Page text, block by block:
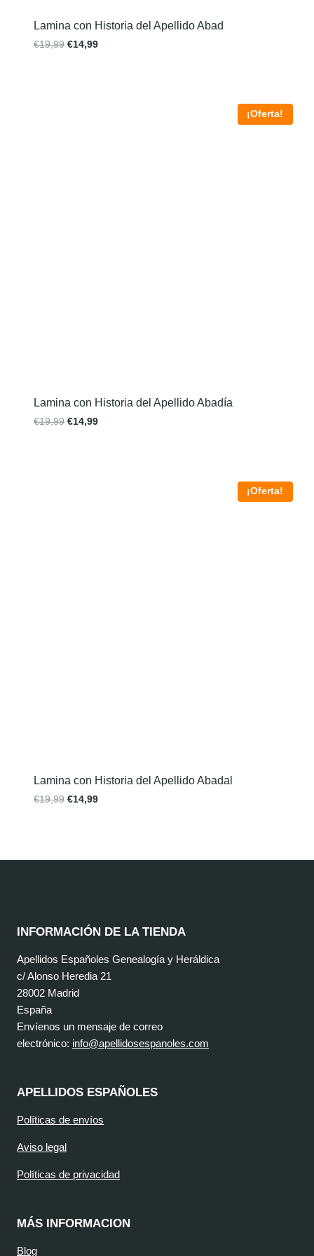
Lamina con Historia del Apellido Abad
€19,99 €14,99
¡Oferta!
Lamina con Historia del Apellido Abadía
€19,99 €14,99
¡Oferta!
Lamina con Historia del Apellido Abadal
€19,99 €14,99
INFORMACIÓN DE LA TIENDA
Apellidos Españoles Genealogía y Heráldica
c/ Alonso Heredia 21
28002 Madrid
España
Envíenos un mensaje de correo
electrónico: info@apellidosespanoles.com
APELLIDOS ESPAÑOLES
Políticas de envíos
Aviso legal
Políticas de privacidad
MÁS INFORMACION
Blog